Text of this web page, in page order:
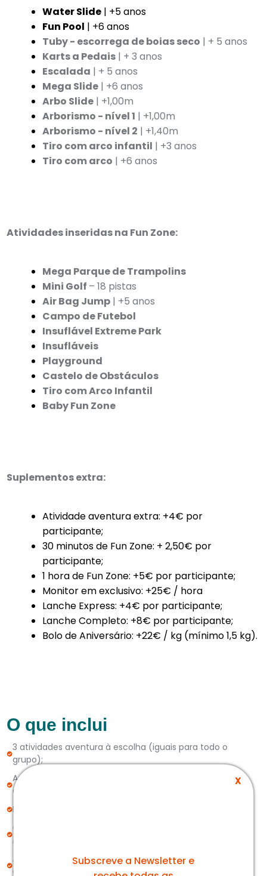
Water Slide | +5 anos
Fun Pool | +6 anos
Tuby - escorrega de boias seco | + 5 anos
Karts a Pedais | + 3 anos
Escalada | + 5 anos
Mega Slide | +6 anos
Arbo Slide | +1,00m
Arborismo - nível 1 | +1,00m
Arborismo - nível 2 | +1,40m
Tiro com arco infantil | +3 anos
Tiro com arco | +6 anos
Atividades inseridas na Fun Zone:
Mega Parque de Trampolins
Mini Golf – 18 pistas
Air Bag Jump | +5 anos
Campo de Futebol
Insuflável Extreme Park
Insufláveis
Playground
Castelo de Obstáculos
Tiro com Arco Infantil
Baby Fun Zone
Suplementos extra:
Atividade aventura extra: +4€ por
participante;
30 minutos de Fun Zone: + 2,50€ por
participante;
1 hora de Fun Zone: +5€ por participante;
Monitor em exclusivo: +25€ / hora
Lanche Express: +4€ por participante;
Lanche Completo: +8€ por participante;
Bolo de Aniversário: +22€ / kg (mínimo 1,5 kg).
O que inclui
3 atividades aventura à escolha (iguais para todo o
grupo);
Acompanhamento por monitores experientes e
credenciados;
Prenda para aniversariante e lembrança convidados;
Convites digitais
necessário solicitar o convite no momento da reserva;
Até 10 adultos no espaço de lanche das festas de
aniversário;
X
Subscreve a Newsletter e